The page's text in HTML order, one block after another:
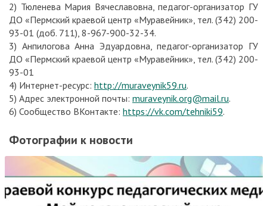
2) Тюленева Мария Вячеславовна, педагог-организатор ГУ
ДО «Пермский краевой центр «Муравейник», тел. (342) 200-
93-01 (доб. 711), 8-967-900-32-34.
3) Анпилогова Анна Эдуардовна, педагог-организатор ГУ
ДО «Пермский краевой центр «Муравейник», тел. (342) 200-
93-01
4) Интернет-ресурс: http://muraveynik59.ru.
5) Адрес электронной почты: muraveynik.org@mail.ru.
6) Сообщество ВКонтакте: https://vk.com/tehniki59.
Фотографии к новости